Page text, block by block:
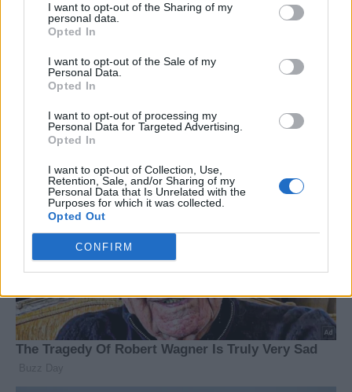
I want to opt-out of the Sharing of my
personal data.
Opted In
I want to opt-out of the Sale of my
Personal Data.
Opted In
I want to opt-out of processing my
Personal Data for Targeted Advertising.
Opted In
I want to opt-out of Collection, Use,
Retention, Sale, and/or Sharing of my
Personal Data that Is Unrelated with the
Purposes for which it was collected.
Opted Out
CONFIRM